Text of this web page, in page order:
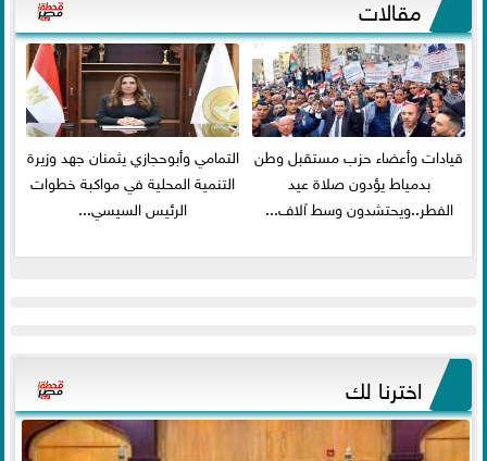
مقالات
قيادات وأعضاء حزب مستقبل وطن
بدمياط يؤدون صلاة عيد
الفطر..ويحتشدون وسط آلاف...
التمامي وأبوحجازي يثمنان جهد وزيرة
التنمية المحلية في مواكبة خطوات
الرئيس السيسي...
اخترنا لك